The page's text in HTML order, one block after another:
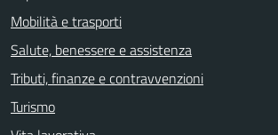
Mobilità e trasporti
Salute, benessere e assistenza
Tributi, finanze e contravvenzioni
Turismo